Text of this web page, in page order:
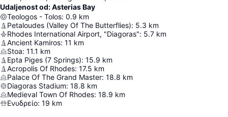
Udaljenost od: Asterias Bay
Teologos - Tolos: 0.9 km
Petaloudes (Valley Of The Butterflies): 5.3 km
Rhodes International Airport, "Diagoras": 5.7 km
Ancient Kamiros: 11 km
Stoa: 11.1 km
Epta Piges (7 Springs): 15.9 km
Acropolis Of Rhodes: 17.5 km
Palace Of The Grand Master: 18.8 km
Diagoras Stadium: 18.8 km
Medieval Town Of Rhodes: 18.9 km
Ενυδρείο: 19 km